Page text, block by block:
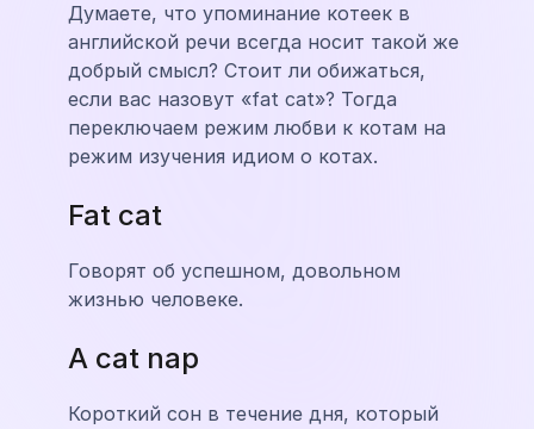
Думаете, что упоминание котеек в
английской речи всегда носит такой же
добрый смысл? Стоит ли обижаться,
если вас назовут «fat cat»? Тогда
переключаем режим любви к котам на
режим изучения идиом о котах.
Fat cat
Говорят об успешном, довольном
жизнью человеке.
A cat nap
Короткий сон в течение дня, который